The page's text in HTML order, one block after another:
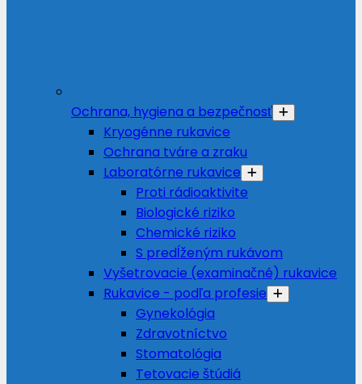
Ochrana, hygiena a bezpečnosť
Kryogénne rukavice
Ochrana tváre a zraku
Laboratórne rukavice
Proti rádioaktivite
Biologické riziko
Chemické riziko
S predĺženým rukávom
Vyšetrovacie (examinačné) rukavice
Rukavice - podľa profesie
Gynekológia
Zdravotníctvo
Stomatológia
Tetovacie štúdiá